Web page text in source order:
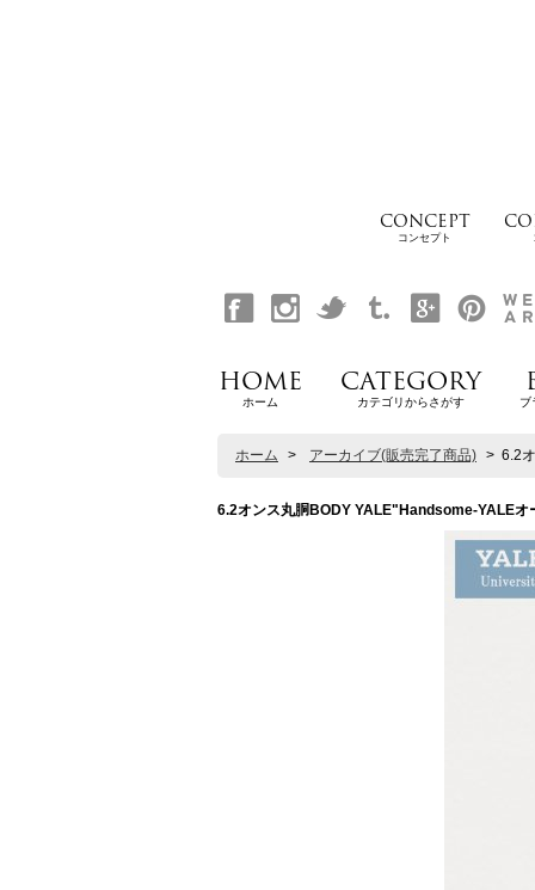
CONCEPT
コンセプト
HOME
ホーム
CATEGORY
カテゴリからさがす ブ
ホーム > アーカイブ(販売完了商品) > 6.2
6.2オンス丸胴BODY YALE"Handsome-YALE